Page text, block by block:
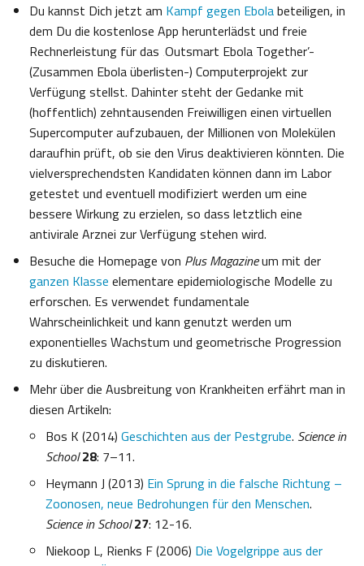
Du kannst Dich jetzt am Kampf gegen Ebolabeteiligen, in
dem Du die kostenlose App herunterlädst und freie
Rechnerleistung für das ‚Outsmart Ebola Together’-
(Zusammen Ebola überlisten-) Computerprojekt zur
Verfügung stellst. Dahinter steht der Gedanke mit
(hoffentlich) zehntausenden Freiwilligen einen virtuellen
Supercomputer aufzubauen, der Millionen von Molekülen
daraufhin prüft, ob sie den Virus deaktivieren könnten. Die
vielversprechendsten Kandidaten können dann im Labor
getestet und eventuell modifiziert werden um eine
bessere Wirkung zu erzielen, so dass letztlich eine
antivirale Arznei zur Verfügung stehen wird.
Besuche die Homepage von Plus Magazineum mit der
ganzen Klasse elementare epidemiologische Modelle zu
erforschen. Es verwendet fundamentale
Wahrscheinlichkeit und kann genutzt werden um
exponentielles Wachstum und geometrische Progression
zu diskutieren.
Mehr über die Ausbreitung von Krankheiten erfährt man in
diesen Artikeln:
Bos K (2014) Geschichten aus der Pestgrube. Science in
School28: 7–11.
Heymann J (2013) Ein Sprung in die falsche Richtung –
Zoonosen, neue Bedrohungen für den Menschen.
Science in School27: 12-16.
Niekoop L, Rienks F (2006) Die Vogelgrippe aus der